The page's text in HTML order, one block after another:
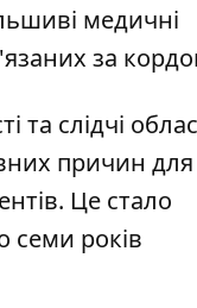
медичні
за
та слідчі
причин для
. Це стало
семи років